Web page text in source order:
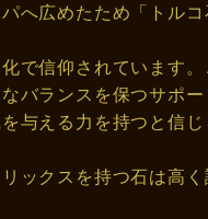
へ広めたため「トルコ
で信仰されています。
バランスを保つサポー
与える力を持つと信じ
ックスを持つ石は高く